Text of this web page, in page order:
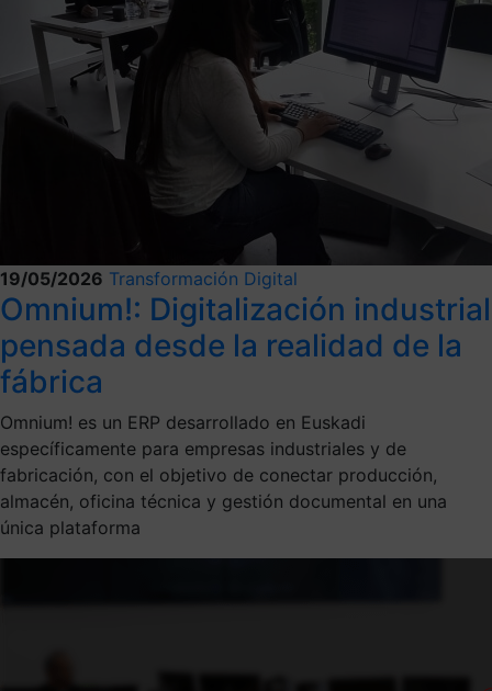
19/05/2026 Transformación Digital
Omnium!: Digitalización industrial
pensada desde la realidad de la
fábrica
Omnium! es un ERP desarrollado en Euskadi
específicamente para empresas industriales y de
fabricación, con el objetivo de conectar producción,
almacén, oficina técnica y gestión documental en una
única plataforma